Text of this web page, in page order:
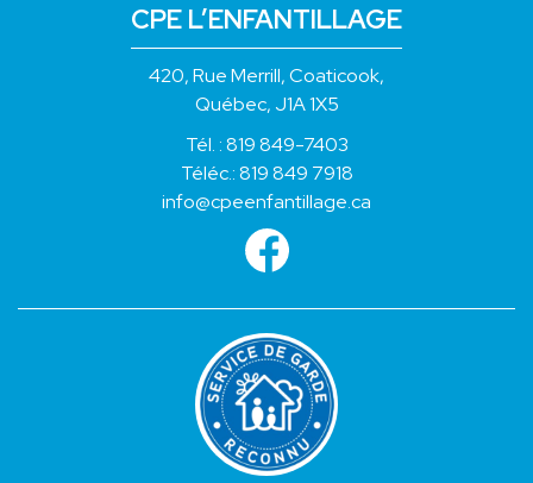
CPE L’ENFANTILLAGE
420, Rue Merrill, Coaticook,
Québec, J1A 1X5
Tél. :819 849-7403
Téléc.: 819 849 7918
info@cpeenfantillage.ca